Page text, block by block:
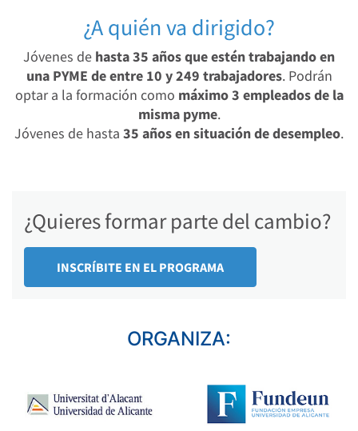
¿A quién va dirigido?
Jóvenes de hasta 35 años que estén trabajando en
una PYME de entre 10 y 249 trabajadores. Podrán
optar a la formación como máximo 3 empleados de la
misma pyme.
Jóvenes de hasta 35 años en situación de desempleo.
¿Quieres formar parte del cambio?
INSCRÍBITE EN EL PROGRAMA
ORGANIZA: